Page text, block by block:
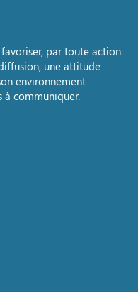
par toute action
une attitude
environnement
à communiquer.